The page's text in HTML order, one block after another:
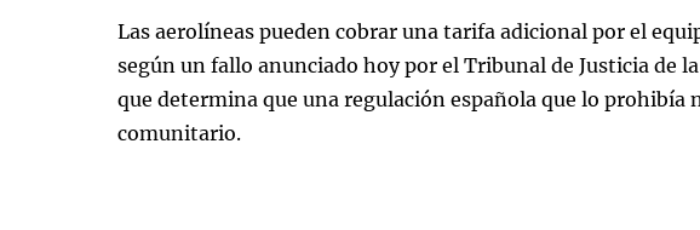
Las aerolíneas pueden cobrar una tarifa adicional por el
según un fallo anunciado hoy por el Tribunal de Justicia de
que determina que una regulación española que lo prohibía
comunitario.